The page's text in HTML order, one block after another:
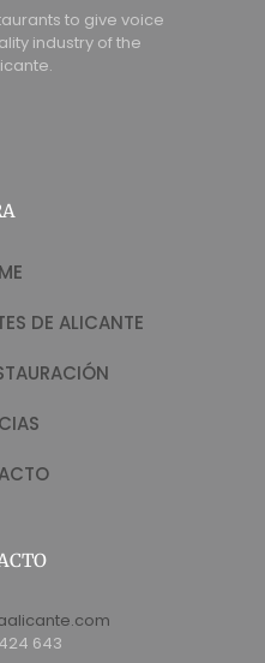
to give voice
industry of the
DE ALICANTE
643